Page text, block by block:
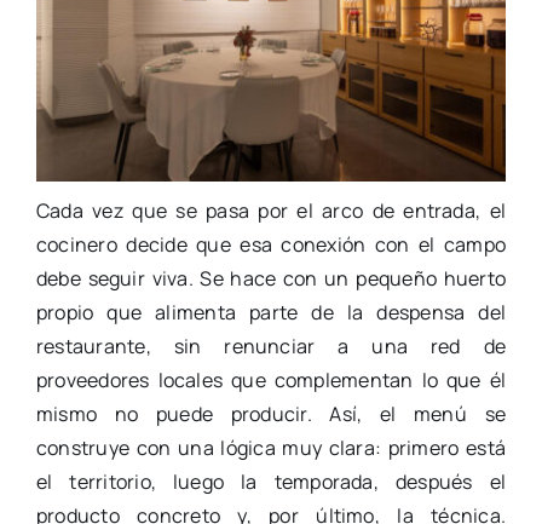
Cada vez que se pasa por el arco de entrada, el
cocinero decide que esa conexión con el campo
debe seguir viva. Se hace con un pequeño huerto
propio que alimenta parte de la despensa del
restaurante, sin renunciar a una red de
proveedores locales que complementan lo que él
mismo no puede producir. Así, el menú se
construye con una lógica muy clara: primero está
el territorio, luego la temporada, después el
producto concreto y, por último, la técnica.